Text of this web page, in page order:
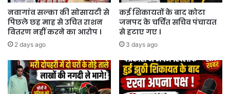
नवागांव सल्का की सोसायटी से
पिछले छह माह से उचित राशन
वितरण नहीं करने का आरोप ।
2 days ago
कई शिकायतों के बाद कोटा
जनपद के चर्चित सचिव पंचायत
से हटाए गए ।
3 days ago